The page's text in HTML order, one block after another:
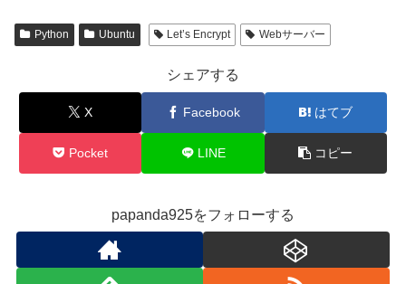
Python Ubuntu Let’s Encrypt Webサーバー
シェアする
X Facebook はてブ
Pocket LINE コピー
papanda925をフォローする